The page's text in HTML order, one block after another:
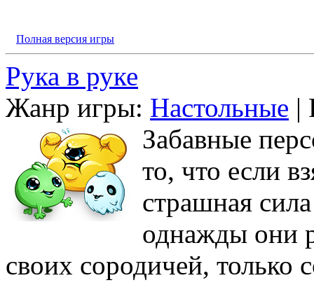
Полная версия игры
Рука в руке
Жанр игры: Настольные |
Забавные
то, что если
страшная
однажды они
своих сородичей, только